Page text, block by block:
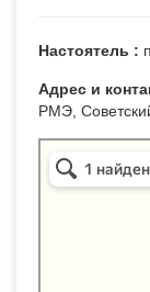
Настоятель :
Адрес и
РМЭ,
Православный